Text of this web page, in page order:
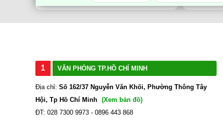
1 VĂN PHÒNG TP.HỒ CHÍ MINH
Địa chỉ: Số 162/37 Nguyễn Văn Khối, Phường Thông Tây
Hội, Tp Hồ Chí Minh (Xem bản đồ)
ĐT: 028 7300 9973 - 0896 443 868